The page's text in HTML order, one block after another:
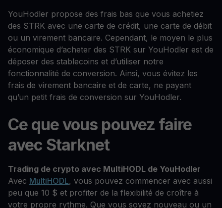
YouHodler propose des frais bas que vous achetiez
des STRK avec une carte de crédit, une carte de débit
ou un virement bancaire. Cependant, le moyen le plus
économique d’acheter des STRK sur YouHodler est de
déposer des stablecoins et d’utiliser notre
fonctionnalité de conversion. Ainsi, vous évitez les
frais de virement bancaire et de carte, ne payant
qu’un petit frais de conversion sur YouHodler.
Ce que vous pouvez faire
avec Starknet
Trading de crypto avec MultiHODL de YouHodler
Avec MultiHODL, vous pouvez commencer avec aussi
peu que 10 $ et profiter de la flexibilité de croître à
votre propre rythme. Que vous soyez nouveau ou un